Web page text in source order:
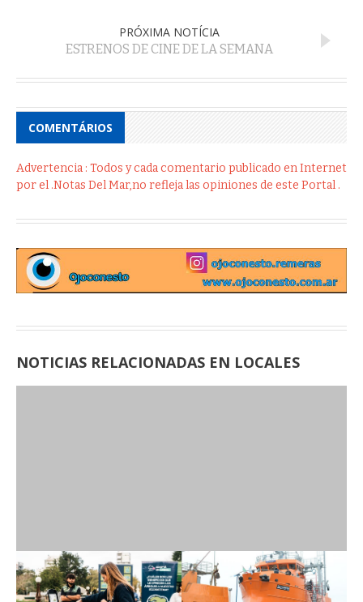
PRÓXIMA NOTÍCIA
ESTRENOS DE CINE DE LA SEMANA
COMENTÁRIOS
Advertencia : Todos y cada comentario publicado en Internet
por el .Notas Del Mar,no refleja las opiniones de este Portal .
NOTICIAS RELACIONADAS EN LOCALES